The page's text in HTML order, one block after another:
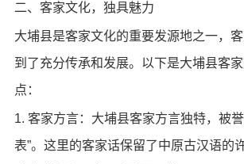
二、客家文化，独具魅力
大埔县是客家文化的重要发源地之一，
到了充分传承和发展。以下是大埔县客
点：
1. 客家方言：大埔县客家方言独特，被
表”。这里的客家话保留了中原古汉语的